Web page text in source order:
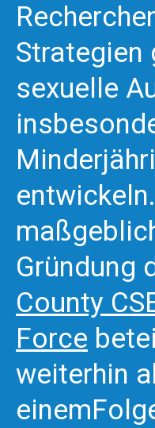
Strategien
sexuelle
Gründung
County
Force
weiterhin